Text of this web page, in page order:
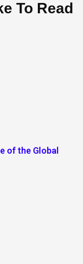
To Read
of the Global